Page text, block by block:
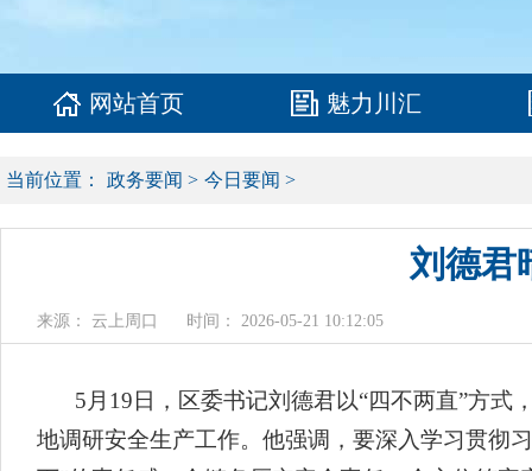
网站首页 魅力川汇
当前位置： 政务要闻 > 今日要闻 >
刘德君
来源： 云上周口 时间： 2026-05-21 10:12:05
5月19日，区委书记刘德君以“四不两直”方
地调研安全生产工作。他强调，要深入学习贯彻